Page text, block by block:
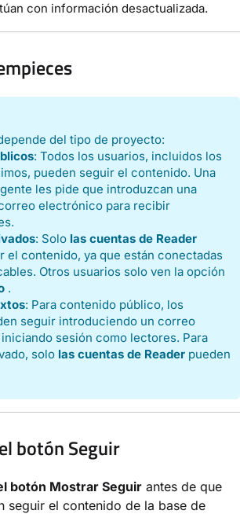
con información desactualizada.
del tipo de proyecto:
: Todos los usuarios, incluidos los
pueden seguir el contenido. Una
les pide que introduzcan una
electrónico para recibir
: Solo las cuentas de Reader
el contenido, ya que están conectadas
Otros usuarios solo ven la opción
.
: Para contenido público, los
seguir introduciendo un correo
sesión como lectores. Para
solo las cuentas de Reader pueden
botón Seguir
botón Mostrar Seguir antes de que
seguir el contenido de la base de